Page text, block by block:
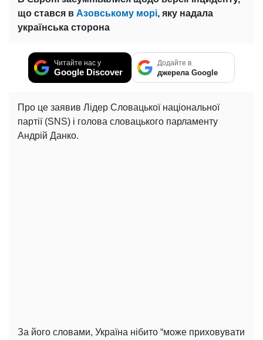
що стався в Азовському морі, яку надала
українська сторона
Читайте нас у
Google Discover
Додайте в
джерела Google
Про це заявив Лідер Словацької національної
партії (SNS) і голова словацького парламенту
Андрій Данко.
За його словами, Україна нібито “може приховувати